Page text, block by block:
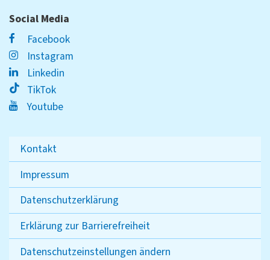
Social Media
Facebook
Instagram
Linkedin
TikTok
Youtube
Kontakt
Impressum
Datenschutzerklärung
Erklärung zur Barrierefreiheit
Datenschutzeinstellungen ändern